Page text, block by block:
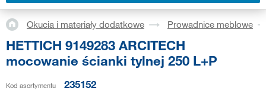
Okucia i materiały dodatkowe Prowadnice meblowe
HETTICH 9149283 ARCITECH
mocowanie ścianki tylnej 250 L+P
Kod asortymentu 235152